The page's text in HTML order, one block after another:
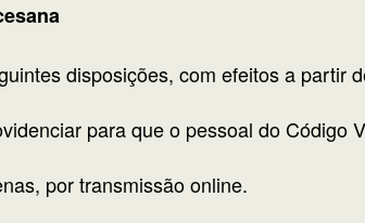
disposições, com efeitos a partir
para que o pessoal do Código
por transmissão online.